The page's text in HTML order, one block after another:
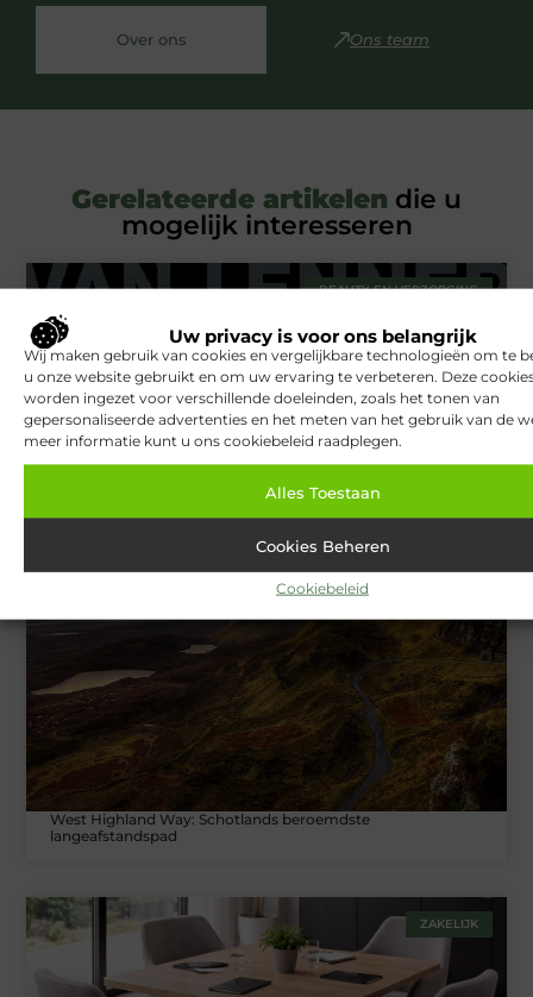
Uw privacy is voor ons belangrijk
Wij maken gebruik van cookies en vergelijkbare technologieën om te
u onze website gebruikt en om uw ervaring te verbeteren. Deze
worden ingezet voor verschillende doeleinden, zoals het tonen van
gepersonaliseerde advertenties en het meten van het gebruik van de
meer informatie kunt u ons cookiebeleid raadplegen.
Alles Toestaan
Cookies Beheren
Cookiebeleid
Over ons Ons team
Gerelateerde artikelen die u
mogelijk interesseren
BEAUTY EN VERZORGING
West Highland Way: Schotlands beroemdste
langeafstandspad
ZAKELIJK